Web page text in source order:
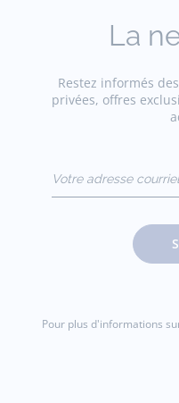
La
Restez informés
privées, offres
(exemple :
Pour plus d'informations